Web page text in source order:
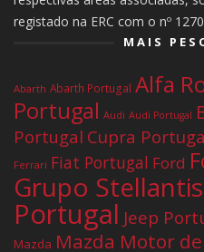
registado na ERC com o nº
MAIS
Abarth Abarth Portugal Alfa
Portugal Audi Audi Portugal
Portugal Cupra
Ferrari Fiat Portugal Ford
Grupo Stellantis
Portugal Jeep
Mazda Mazda Motor